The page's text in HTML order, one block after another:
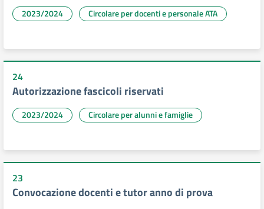
2023/2024 Circolare per docenti e personale ATA
24
Autorizzazione fascicoli riservati
2023/2024 Circolare per alunni e famiglie
23
Convocazione docenti e tutor anno di prova